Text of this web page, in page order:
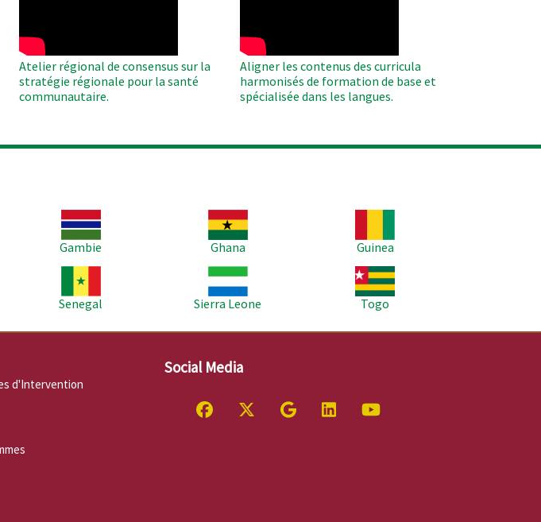
Atelier régional de consensus sur la
stratégie régionale pour la santé
communautaire.
Aligner les contenus des curricula
harmonisés de formation de base et
spécialisée dans les langues.
Gambie
Ghana
Guinea
Senegal
Sierra Leone
Togo
d'Intervention
Social Media